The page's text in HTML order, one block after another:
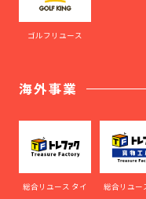
ゴルフリユース
海外事業
総合リユース タイ 総合リユー